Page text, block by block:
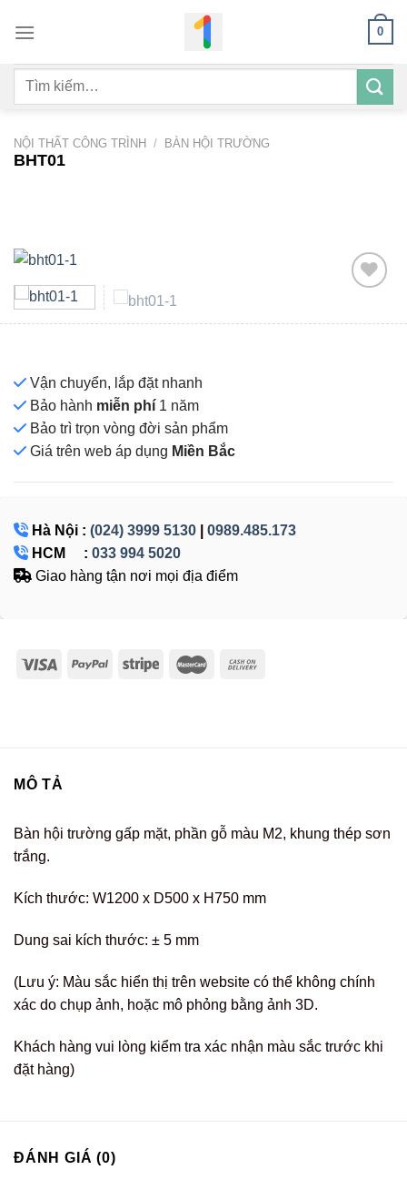
qua
dung
0
Tìm
NỘI THẤT CÔNG TRÌNH / BÀN HỘI TRƯỜNG
BHT01
Vận chuyển, lắp đặt nhanh
Bảo hành miễn phí 1 năm
Bảo trì trọn vòng đời sản phẩm
Giá trên web áp dụng Miền Bắc
Hà Nội : (024) 3999 5130
0989.485.173
HCM : 033 994 5020
Giao hàng tận nơi mọi địa điểm
MÔ TẢ
Bàn hội trường gấp mặt, phần gỗ màu M2, khung thép sơn
trắng.
Kích thước: W1200 x D500 x H750 mm
Dung sai kích thước: ± 5 mm
(Lưu ý: Màu sắc hiển thị trên website có thể không chính
xác do chụp ảnh, hoặc mô phỏng bằng ảnh 3D.
Khách hàng vui lòng kiểm tra xác nhận màu sắc trước khi
đặt hàng)
ĐÁNH GIÁ (0)